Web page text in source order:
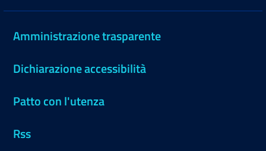
Amministrazione trasparente
Dichiarazione accessibilità
Patto con l'utenza
Rss